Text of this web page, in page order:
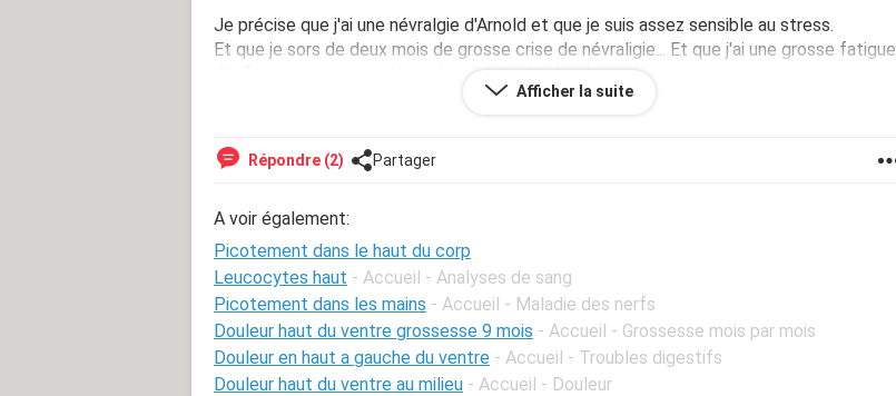
Je précise que j'ai une névralgie d'Arnold et que je suis assez sensible au stress.
Et que je sors de deux mois de grosse crise de névraligie... Et que j'ai une grosse fatigue.
J'ai fait une moyenne de ma tension, je n'ai absolument rien.
Donc voila j'aimerais avoir des témoignages
Merci d'avance
Afficher la suite
Répondre (2) Partager
A voir également:
Picotement dans le haut du corp
Leucocytes haut - Accueil - Analyses de sang
Picotement dans les mains - Accueil - Maladie des nerfs
Douleur haut du ventre grossesse 9 mois - Accueil - Grossesse mois par mois
Douleur en haut a gauche du ventre - Accueil - Troubles digestifs
Douleur haut du ventre au milieu - Accueil - Douleur